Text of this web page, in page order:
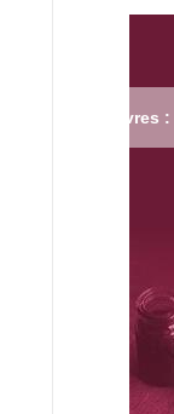
Livres